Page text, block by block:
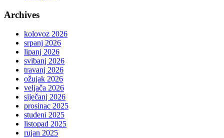
Archives
kolovoz 2026
srpanj 2026
lipanj 2026
svibanj 2026
travanj 2026
ožujak 2026
veljača 2026
siječanj 2026
prosinac 2025
studeni 2025
listopad 2025
rujan 2025